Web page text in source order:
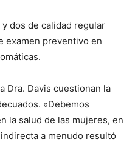
dos de calidad regular
examen preventivo en
Dra. Davis cuestionan la
«Debemos
la salud de las mujeres, en
a menudo resultó